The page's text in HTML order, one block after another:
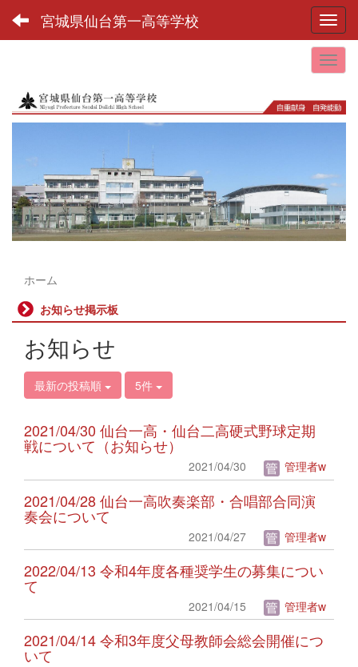
宮城県仙台第一高等学校
ホーム
お知らせ掲示板
お知らせ
最新の投稿順 5件
2021/04/30 仙台一高・仙台二高硬式野球定期
戦について（お知らせ）
2021/04/30 管理者w
2021/04/28 仙台一高吹奏楽部・合唱部合同演
奏会について
2021/04/27 管理者w
2022/04/13 令和4年度各種奨学生の募集につい
て
2021/04/15 管理者w
2021/04/14 令和3年度父母教師会総会開催につ
いて